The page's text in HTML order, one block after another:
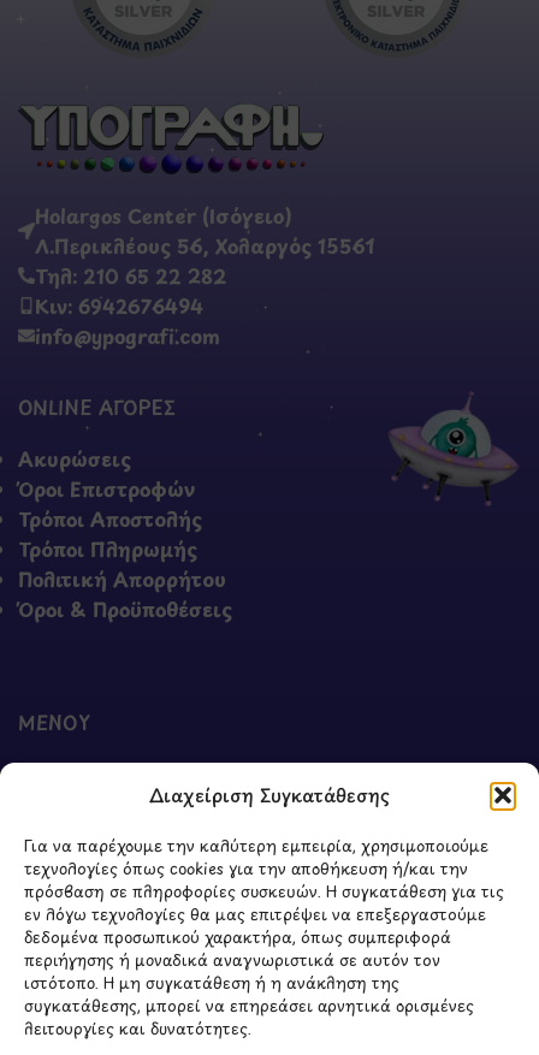
Διαχείριση Συγκατάθεσης
Για να παρέχουμε την καλύτερη εμπειρία, χρησιμοποιούμε
τεχνολογίες όπως cookies για την αποθήκευση ή/και την
πρόσβαση σε πληροφορίες συσκευών. Η συγκατάθεση για τις
εν λόγω τεχνολογίες θα μας επιτρέψει να επεξεργαστούμε
δεδομένα προσωπικού χαρακτήρα, όπως συμπεριφορά
περιήγησης ή μοναδικά αναγνωριστικά σε αυτόν τον
ιστότοπο. Η μη συγκατάθεση ή η ανάκληση της
συγκατάθεσης, μπορεί να επηρεάσει αρνητικά ορισμένες
λειτουργίες και δυνατότητες.
Holargos Center (Ισόγειο)
Λ.Περικλέους 56, Χολαργός 15561
Τηλ: 210 65 22 282
Κιν: 6942676494
info@ypografi.com
ONLINE ΑΓΟΡΕΣ
Ακυρώσεις
Όροι Επιστροφών
Τρόποι Αποστολής
Τρόποι Πληρωμής
Πολιτική Απορρήτου
Όροι & Προϋποθέσεις
ΜΕΝΟΥ
Σύγκριση Προϊόντων
Wishlist
Καλάθι
Shop
ΣΧΕΤΙΚΑ ΜΕ ΕΜΑΣ